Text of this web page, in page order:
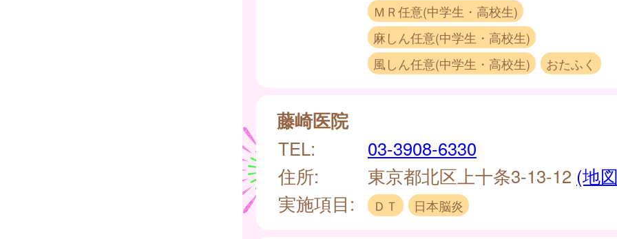
ＭＲ任意(中学生・高校生)
麻しん任意(中学生・高校生)
風しん任意(中学生・高校生)
おたふく
藤崎医院
TEL:
03-3908-6330
住所:
東京都北区上十条3-13-12 (地
実施項目:
ＤＴ 日本脳炎